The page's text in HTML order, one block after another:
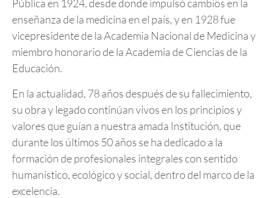
Pública en 1924, desde donde impulsó cambios en la
enseñanza de la medicina en el país, y en 1928 fue
vicepresidente de la Academia Nacional de Medicina y
miembro honorario de la Academia de Ciencias de la
Educación.
En la actualidad, 78 años después de su fallecimiento,
su obra y legado continúan vivos en los principios y
valores que guían a nuestra amada Institución, que
durante los últimos 50 años se ha dedicado a la
formación de profesionales integrales con sentido
humanístico, ecológico y social, dentro del marco de la
excelencia.